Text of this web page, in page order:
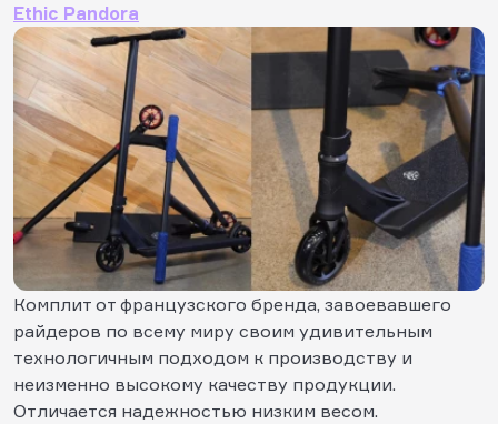
Ethic Pandora
Комплит от французского бренда, завоевавшего
райдеров по всему миру своим удивительным
технологичным подходом к производству и
неизменно высокому качеству продукции.
Отличается надежностью низким весом.